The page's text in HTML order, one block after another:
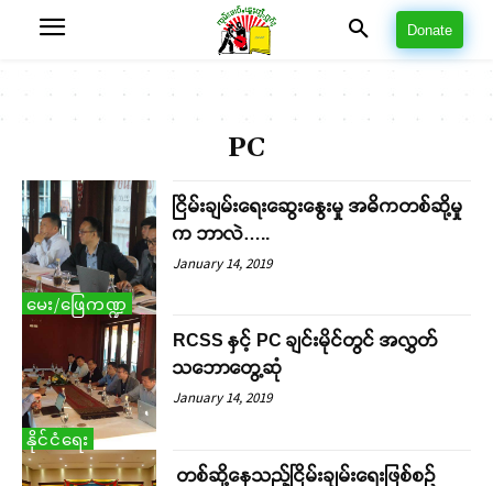
Donate
PC
မေး/ဖြေကဏ္ဍ
ငြိမ်းချမ်းရေးဆွေးနွေးမှု အဓိကတစ်ဆို့မှု
က ဘာလဲ…..
January 14, 2019
နိုင်ငံရေး
RCSS နှင့် PC ချင်းမိုင်တွင် အလွှတ်
သဘောတွေ့ဆုံ
January 14, 2019
တစ်ဆို့နေသည့်ငြိမ်းချမ်းရေးဖြစ်စဉ်